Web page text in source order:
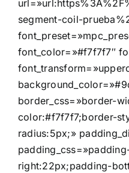
segment-coil-
font_color=»#f7f7f7″
border_css=»border-
color:#f7f7f7;border-
radius:5px;»
right:22px;padding-